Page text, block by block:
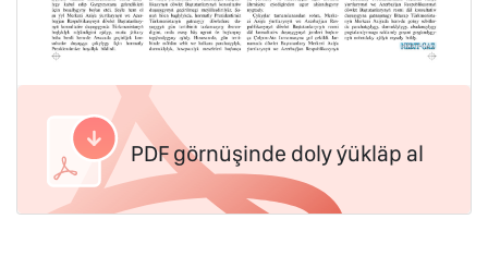
PDF görnüşinde doly ýükläp al